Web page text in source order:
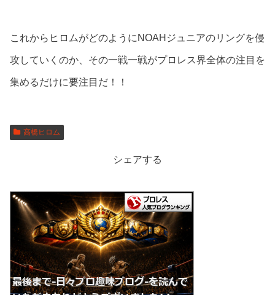
これからヒロムがどのようにNOAHジュニアのリングを侵
攻していくのか、その一戦一戦がプロレス界全体の注目を
集めるだけに要注目だ！！
高橋ヒロム
シェアする